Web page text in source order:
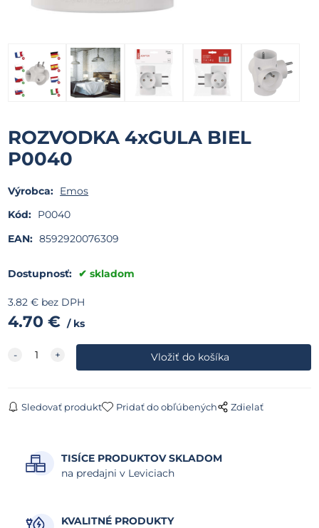
ROZVODKA 4xGULA BIEL
P0040
Výrobca: Emos
Kód: P0040
EAN: 8592920076309
Dostupnosť: skladom
3.82 € bez DPH
4.70 € ks
Sledovať produkt Pridať do obľúbených Zdielať
TISÍCE PRODUKTOV SKLADOM
na predajni v Leviciach
KVALITNÉ PRODUKTY